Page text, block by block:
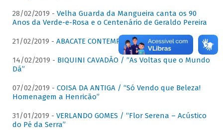
28/02/2019 - Velha Guarda da Mangueira canta os 90
Anos da Verde-e-Rosa e o Centenário de Geraldo Pereira
21/02/2019 - ABACATE CONTEMPORÂNEO
14/02/2019 - BIQUINI CAVADÃO / “As Voltas que o Mundo
Dá”
07/02/2019 - COISA DA ANTIGA / “Só Vendo que Beleza!
Homenagem a Henricão”
31/01/2019 - VERLANDO GOMES / “Flor Serena – Acústico
do Pé da Serra”